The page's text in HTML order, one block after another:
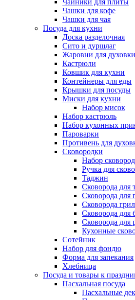
Чайники для плиты
Чашки для кофе
Чашки для чая
Посуда для кухни
Доска разделочная
Сито и дуршлаг
Жаровни для духовки
Кастрюли
Ковшик для кухни
Контейнеры для еды
Крышки для посуды
Миски для кухни
Набор мисок
Набор кастрюль
Набор кухонных
Пароварки
Противень для
Сковородки
Набор
Ручка для
Таджин
Сковорода для
Сковорода для
Сковорода
Сковорода для
Сковорода для
Кухонные
Сотейник
Набор для фондю
Форма для запекания
Хлебница
Посуда и товары к
Пасхальная посуда
Пасхальные